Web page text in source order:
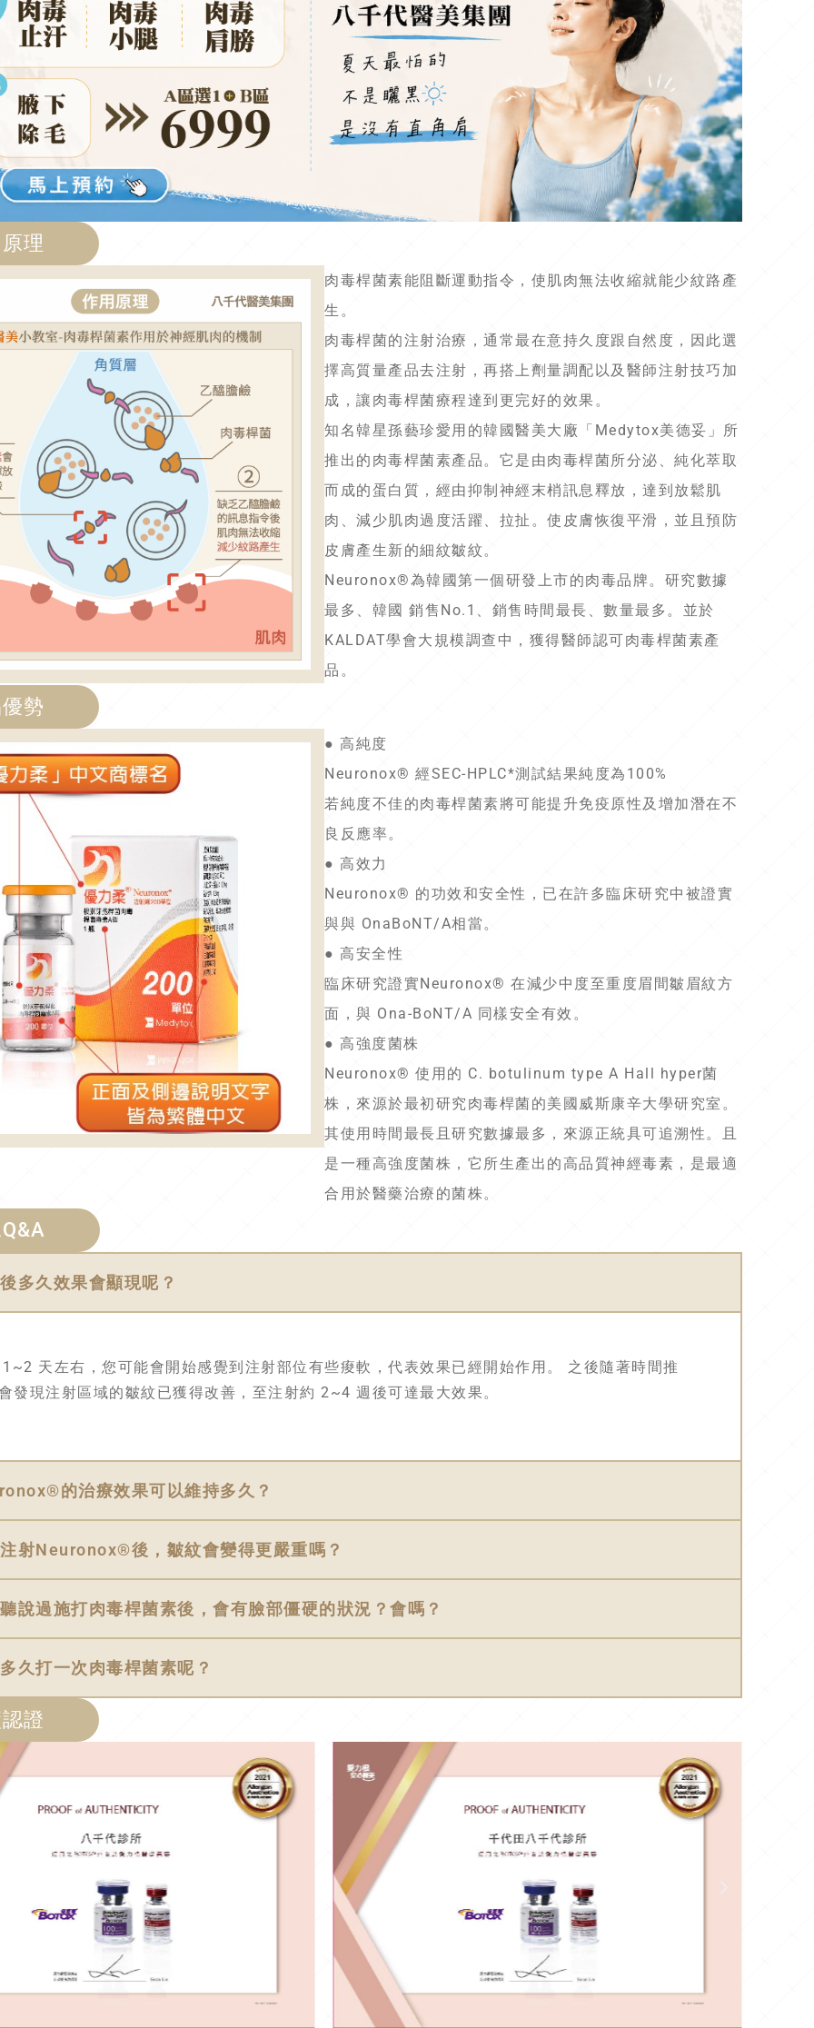
理
肉毒桿菌素能阻斷運動指令，使肌肉無法收縮就能少紋路產
生。
肉毒桿菌的注射治療，通常最在意持久度跟自然度，因此選
擇高質量產品去注射，再搭上劑量調配以及醫師注射技巧加
成，讓肉毒桿菌療程達到更完好的效果。
知名韓星孫藝珍愛用的韓國醫美大廠「Medytox美德妥」所
推出的肉毒桿菌素產品。它是由肉毒桿菌所分泌、純化萃取
而成的蛋白質，經由抑制神經末梢訊息釋放，達到放鬆肌
肉、減少肌肉過度活躍、拉扯。使皮膚恢復平滑，並且預防
皮膚產生新的細紋皺紋。
Neuronox®為韓國第一個研發上市的肉毒品牌。研究數據
最多、韓國 銷售No.1、銷售時間最長、數量最多。並於
KALDAT學會大規模調查中，獲得醫師認可肉毒桿菌素產
品。
勢
● 高純度
Neuronox® 經SEC-HPLC*測試結果純度為100%
若純度不佳的肉毒桿菌素將可能提升免疫原性及增加潛在不
良反應率。
● 高效力
Neuronox® 的功效和安全性，已在許多臨床研究中被證實
與與 OnaBoNT/A相當。
● 高安全性
臨床研究證實Neuronox® 在減少中度至重度眉間皺眉紋方
面，與 Ona-BoNT/A 同樣安全有效。
● 高強度菌株
Neuronox® 使用的 C. botulinum type A Hall hyper菌
株，來源於最初研究肉毒桿菌的美國威斯康辛大學研究室。
其使用時間最長且研究數據最多，來源正統具可追溯性。且
是一種高強度菌株，它所生產出的高品質神經毒素，是最適
合用於醫藥治療的菌株。
多久效果會顯現呢？
天左右，您可能會開始感覺到注射部位有些痠軟，代表效果已經開始作用。 之後隨著時間推
發現注射區域的皺紋已獲得改善，至注射約 2~4 週後可達最大效果。
的治療效果可以維持多久？
射Neuronox®後，皺紋會變得更嚴重嗎？
說過施打肉毒桿菌素後，會有臉部僵硬的狀況？會嗎？
久打一次肉毒桿菌素呢？
證